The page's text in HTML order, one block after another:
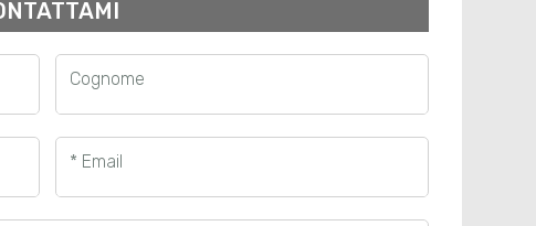
Cognome
* Email